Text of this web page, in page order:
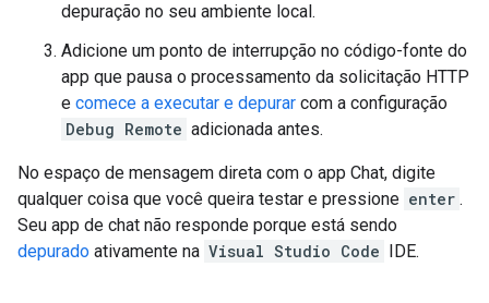
depuração no seu ambiente local.
Adicione um ponto de interrupção no código-fonte do
app que pausa o processamento da solicitação HTTP
e comece a executar e depurar com a configuração
Debug Remote adicionada antes.
No espaço de mensagem direta com o app Chat, digite
qualquer coisa que você queira testar e pressione enter .
Seu app de chat não responde porque está sendo
depurado ativamente na Visual Studio Code IDE.